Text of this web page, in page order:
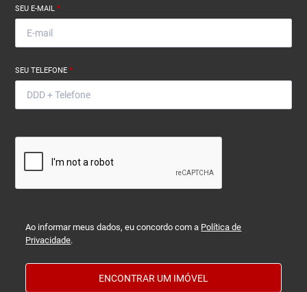
SEU E-MAIL*
SEU TELEFONE*
Ao informar meus dados, eu concordo com a Política de
Privacidade.
ENCONTRAR UM IMÓVEL